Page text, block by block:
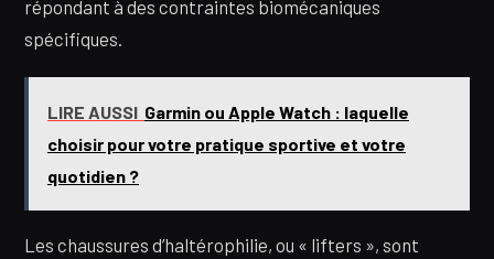
répondant à des contraintes biomécaniques
spécifiques.
LIRE AUSSI Garmin ou Apple Watch : laquelle
choisir pour votre pratique sportive et votre
quotidien ?
Les chaussures d’haltérophilie, ou « lifters », sont